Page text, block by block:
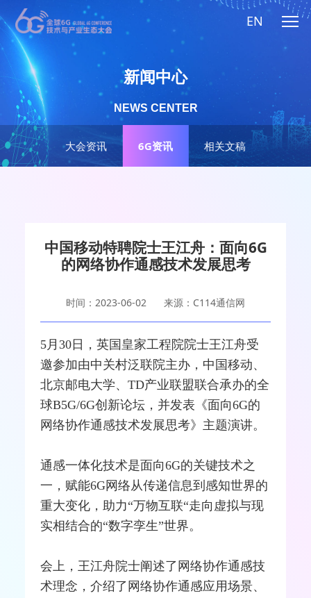
EN
大会资讯 6G资讯 相关文稿
新闻中心
NEWS CENTER
中国移动特聘院士王江舟：面向6G
的网络协作通感技术发展思考
时间：2023-06-02 来源：C114通信网
5月30日，英国皇家工程院院士王江舟受
邀参加由中关村泛联院主办， 中国移动、
北京邮电大学、TD产业联盟联合承办的全
球B5G/6G创新论坛，并发表《面向6G的
网络协作通感技术发展思考》主题演讲。
通感一体化技术是面向6G的关键技术之
一，赋能6G网络从传递信息到感知世界的
重大变化，助力“万物互联“走向虚拟与现
实相结合的“数字孪生”世界。
会上，王江舟院士阐述了网络协作通感技
术理念，介绍了网络协作通感应用场景、